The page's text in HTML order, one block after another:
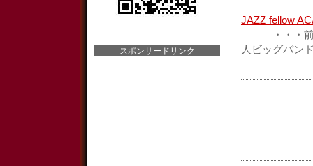
JAZZ fellow
・・・前身
人ビッグバン
スポンサードリンク